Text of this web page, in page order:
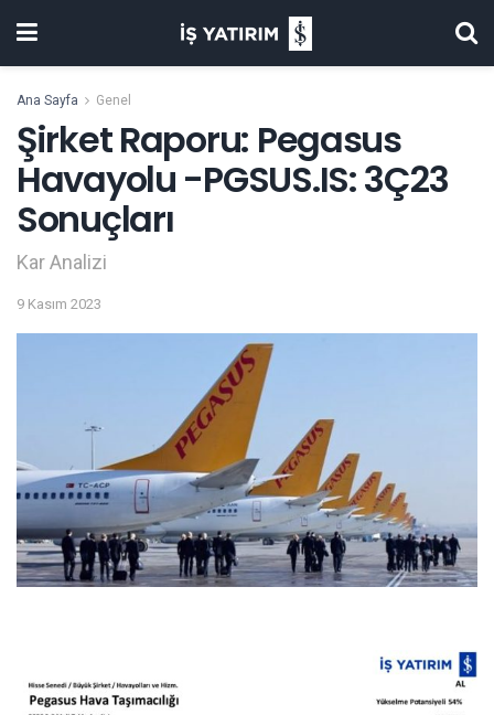
Ana Sayfa Genel
Şirket Raporu: Pegasus
Havayolu -PGSUS.IS: 3Ç23
Sonuçları
Kar Analizi
9 Kasım 2023